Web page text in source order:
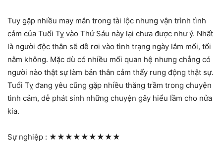
Tuy gặp nhiều may mắn trong tài lộc nhưng vận trình tình
cảm của Tuổi Tỵ vào Thứ Sáu này lại chưa được như ý. Nhất
là người độc thân sẽ dễ rơi vào tình trạng ngày lắm mối, tối
nằm không. Mặc dù có nhiều mối quan hệ nhưng chẳng có
người nào thật sự làm bản thân cảm thấy rung động thật sự.
Tuổi Tỵ đang yêu cũng gặp nhiều thăng trầm trong chuyện
tình cảm, dễ phát sinh những chuyện gây hiểu lầm cho nửa
kia.
Sự nghiệp : ★★★★★★★★★